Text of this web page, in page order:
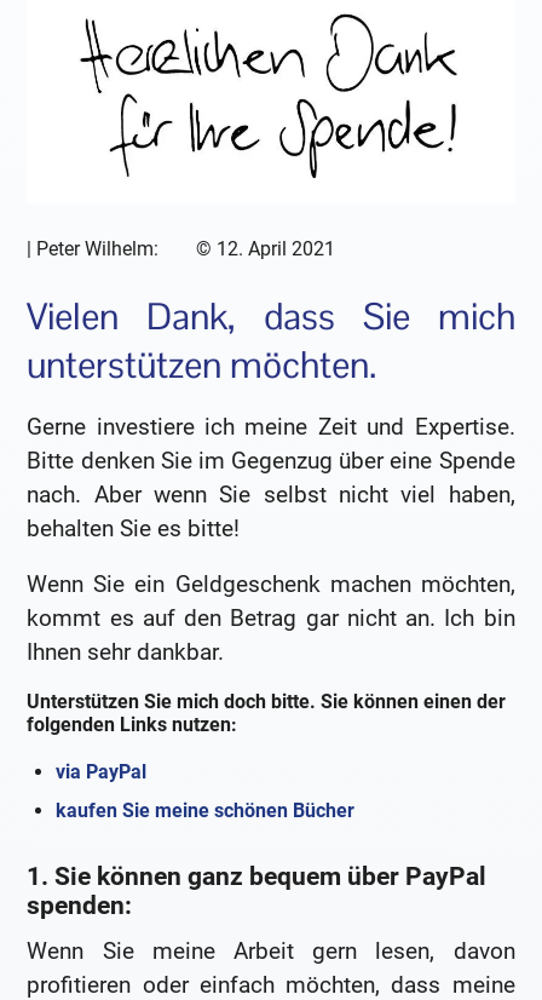
| Peter Wilhelm: © 12. April 2021
Vielen Dank, dass Sie mich
unterstützen möchten.
Gerne investiere ich meine Zeit und Expertise.
Bitte denken Sie im Gegenzug über eine Spende
nach. Aber wenn Sie selbst nicht viel haben,
behalten Sie es bitte!
Wenn Sie ein Geldgeschenk machen möchten,
kommt es auf den Betrag gar nicht an. Ich bin
Ihnen sehr dankbar.
Unterstützen Sie mich doch bitte. Sie können einen der
folgenden Links nutzen:
via PayPal
kaufen Sie meine schönen Bücher
1. Sie können ganz bequem über PayPal
spenden:
Wenn Sie meine Arbeit gern lesen, davon
profitieren oder einfach möchten, dass meine